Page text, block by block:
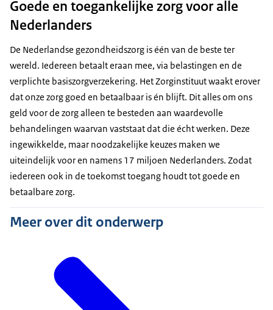
Goede en toegankelijke zorg voor alle
Nederlanders
De Nederlandse gezondheidszorg is één van de beste ter
wereld. Iedereen betaalt eraan mee, via belastingen en de
verplichte basiszorgverzekering. Het Zorginstituut waakt erover
dat onze zorg goed en betaalbaar is én blijft. Dit alles om ons
geld voor de zorg alleen te besteden aan waardevolle
behandelingen waarvan vaststaat dat die écht werken. Deze
ingewikkelde, maar noodzakelijke keuzes maken we
uiteindelijk voor en namens 17 miljoen Nederlanders. Zodat
iedereen ook in de toekomst toegang houdt tot goede en
betaalbare zorg.
Meer over dit onderwerp